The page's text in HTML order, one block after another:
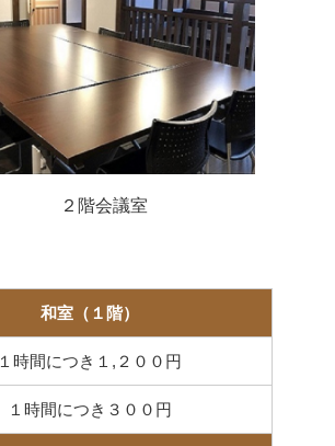
２階会議室
和室（１階）
１時間につき１,２００円
１時間につき３００円